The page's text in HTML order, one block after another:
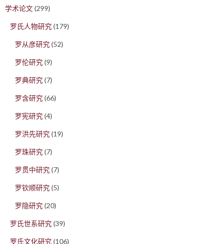
学术论文(299)
罗氏人物研究(179)
罗从彦研究(52)
罗伦研究(9)
罗典研究(7)
罗含研究(66)
罗宪研究(4)
罗洪先研究(19)
罗珠研究(7)
罗贯中研究(7)
罗钦顺研究(5)
罗隐研究(20)
罗氏世系研究(39)
罗氏文化研究(106)